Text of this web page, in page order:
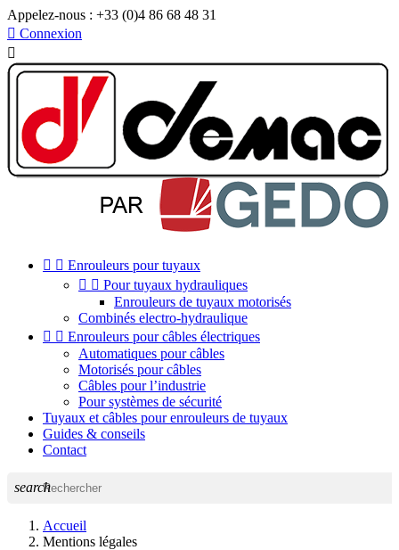
Appelez-nous : +33 (0)4 86 68 48 31
 Connexion

  Enrouleurs pour tuyaux
  Pour tuyaux hydrauliques
Enrouleurs de tuyaux motorisés
Combinés electro-hydraulique
  Enrouleurs pour câbles électriques
Automatiques pour câbles
Motorisés pour câbles
Câbles pour l’industrie
Pour systèmes de sécurité
Tuyaux et câbles pour enrouleurs de tuyaux
Guides & conseils
Contact
search
Accueil
Mentions légales